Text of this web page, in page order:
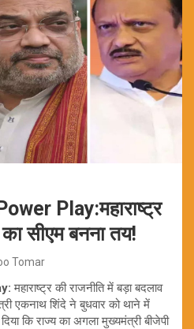
Play:महाराष्ट्र
सीएम बनना तय!
Tomar
महाराष्ट्र की राजनीति में बड़ा बदलाव
एकनाथ शिंदे ने बुधवार को थाने में
कि राज्य का अगला मुख्यमंत्री बीजेपी